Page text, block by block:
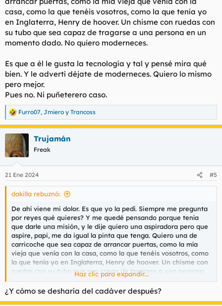
casa, como la que tenéis vosotros, como la que tenía yo
en Inglaterra, Henry de hoover. Un chisme con ruedas con
su tubo que sea capaz de tragarse a una persona en un
momento dado. No quiero moderneces.
Es que a él le gusta la tecnología y tal y pensé mira qué
bien. Y le advertí déjate de moderneces. Quiero lo mismo
pero mejor.
Pues no. Ni puñeterero caso.
R
e
a
c
c
i
e
s
Furro07, Jmiero y Trancoss
Trujamán
Freak
21 Ene 2024 #5
dakilla rebuznó:
De ahí viene mi dolor. Es que yo la pedí. Siempre me pregunta
por reyes qué quieres? Y me quedé pensando porque tenía
que darle una misión, y le dije quiero una aspiradora pero que
aspire, papi, me da igual la pinta que tenga. Quiero una de
carricoche que sea capaz de arrancar puertas, como la mía
vieja que venía con la casa, como la que tenéis vosotros, como
la que tenía yo en Inglaterra, Henry de hoover. Un chisme con
ruedas con su tubo que sea capaz de tragarse a una persona
en un momento dado. No quiero moderneces.
Es que a él le gusta la tecnología y tal y pensé mira qué bien. Y
Haz clic para expandir...
¿Y cómo se desharía del cadáver después?